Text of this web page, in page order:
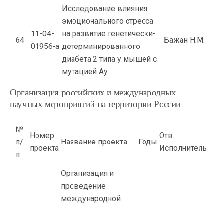
64
11-04-
01956-а
Исследование влияния
эмоционального стресса
на развитие генетически-
детерминированного
диабета 2 типа у мышей с
мутацией Ау
Бажан Н.М.
Организация российских и международных
научных мероприятий на территории России
№
п/
п
Номер
проекта
Название проекта Годы
Отв.
Исполнитель
Организация и
проведение
международной